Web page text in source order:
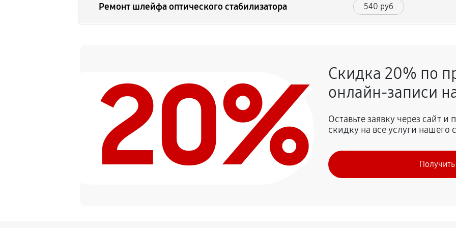
Ремонт шлейфа оптического стабилизатора 540 руб
810 руб
Замена переходных шлейфов
Ремонт узла автофокуса
20%
Скидка 20% по
онлайн-записи
Оставьте заявку через сайт
скидку на все услуги нашего